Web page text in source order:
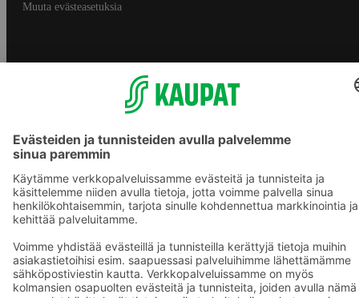
Muuta evästeasetuksia
S-ryhmän palvelut
Asiakasomistajuus
Yhteishyvä Ruoka -sovellus
Prisma.fi
Sokos.fi
S-Pankki
Sokos Hotels
Raflaamo